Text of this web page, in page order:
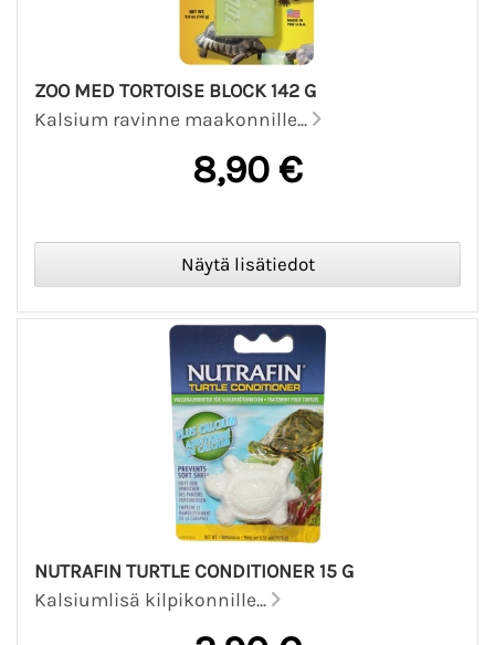
ZOO MED TORTOISE BLOCK 142 G
Kalsium ravinne maakonnille...
8,90 €
NUTRAFIN TURTLE CONDITIONER 15 G
Kalsiumlisä kilpikonnille...